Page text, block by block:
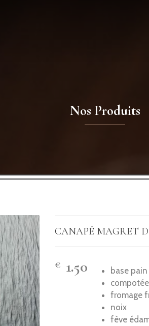
Nos Produits
CANAPÉ MAGRET
€ 1.50
base pain
fromage
noix
fève